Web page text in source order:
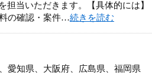
担当いただきます。【具体的には】
の確認・案件…続きを読む
知県、大阪府、広島県、福岡県